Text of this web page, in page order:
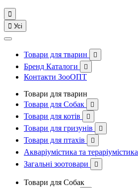

 Усі
Товари для тварин 
Бренд Каталоги 
Контакти ЗооОПТ
Товари для тварин
Товари для Собак

Товари для котів 
Товари для гризунів 
Товари для птахів 
Акваріумістика та тераріумістика
Загальні зоотовари 
Товари для Собак